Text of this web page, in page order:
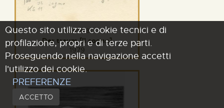
GSB08881
Der traum [Il sogno]
1979
Questo sito utilizza cookie tecnici e di
profilazione, propri e di terze parti.
Proseguendo nella navigazione accetti
l'utilizzo dei cookie.
PREFERENZE
ACCETTO